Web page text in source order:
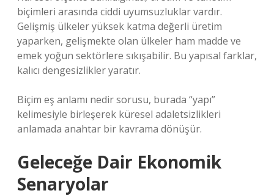
biçimleri arasında ciddi uyumsuzluklar vardır.
Gelişmiş ülkeler yüksek katma değerli üretim
yaparken, gelişmekte olan ülkeler ham madde ve
emek yoğun sektörlere sıkışabilir. Bu yapısal farklar,
kalıcı dengesizlikleryaratır.
Biçim eş anlamı nedir sorusu, burada “yapı”
kelimesiyle birleşerek küresel adaletsizlikleri
anlamada anahtar bir kavrama dönüşür.
Geleceğe Dair Ekonomik
Senaryolar